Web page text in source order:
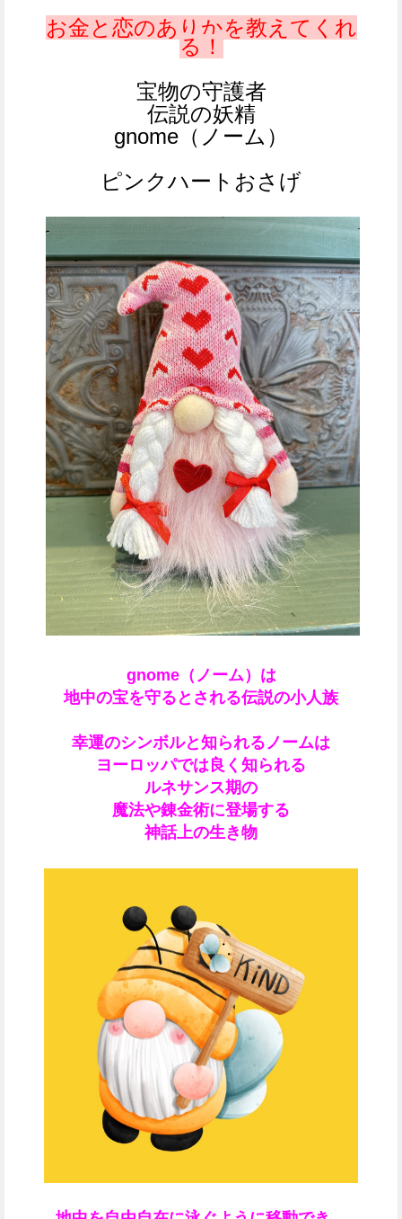
お金と恋のありかを教えてくれ
る！
宝物の守護者
伝説の妖精
gnome（ノーム）
ピンクハートおさげ
gnome（ノーム）は
地中の宝を守るとされる伝説の小人族
幸運のシンボルと知られるノームは
ヨーロッパでは良く知られる
ルネサンス期の
魔法や錬金術に登場する
神話上の生き物